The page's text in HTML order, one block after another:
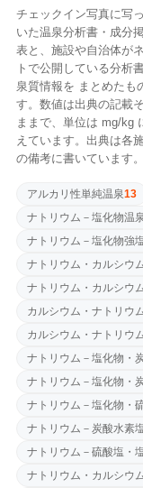
分析書
池ノ平
ここ来
2回チェ
♨️ 温泉
湯け
分析書
泉割引
1回チ
チェックイン写真に写
いた温泉分析書・成分
表と、施設や自治体が
トで公開している分析
泉質情報を まとめたも
す。数値は出典の記載
ままで、単位は mg/kg
えています。出典は各
の備考に書いています。
アルカリ性単純温泉13
ナトリウム－塩化物温
ナトリウム－塩化物強
ナトリウム・カルシウ
ナトリウム・カルシウ
カルシウム・ナトリウ
カルシウム・ナトリウ
ナトリウム－塩化物・
ナトリウム－塩化物・
ナトリウム－塩化物・
ナトリウム－炭酸水素
ナトリウム－硫酸塩・
ナトリウム・カルシウ